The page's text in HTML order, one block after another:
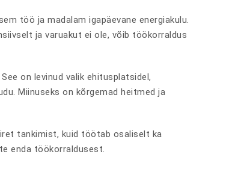
töö ja madalam igapäevane energiakulu.
ja varuakut ei ole, võib töökorraldus
on levinud valik ehitusplatsidel,
Miinuseks on kõrgemad heitmed ja
tankimist, kuid töötab osaliselt ka
enda töökorraldusest.